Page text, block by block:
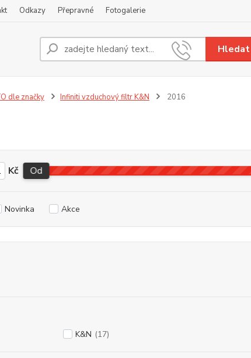
Odkazy Přepravné Fotogalerie
Hledat
Nevíte si
+420 608
dle značky Infiniti vzduchový filtr K&N 2016
Kč Od
Novinka Akce
K&N (17)